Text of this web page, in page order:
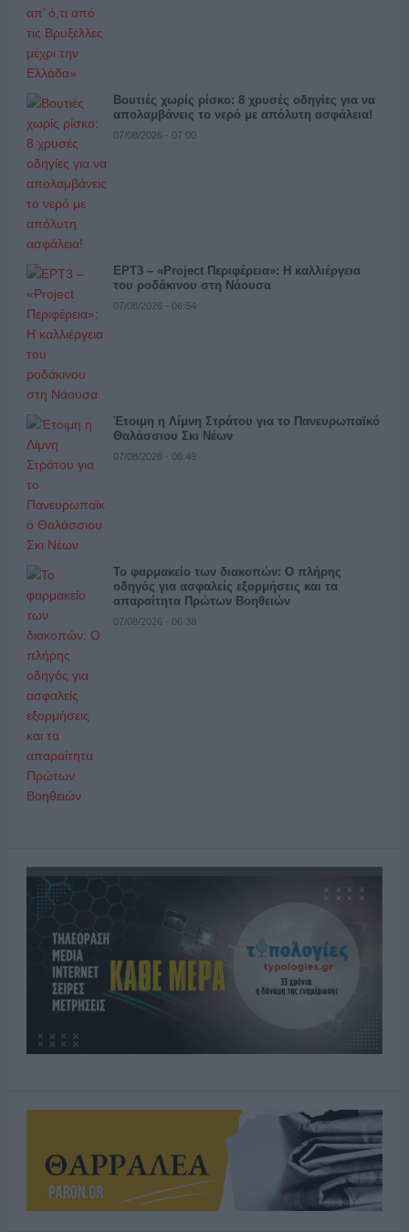
Βουτιές χωρίς ρίσκο: 8 χρυσές οδηγίες για να
απολαμβάνεις το νερό με απόλυτη ασφάλεια!
07/08/2026 - 07:00
ΕΡΤ3 – «Project Περιφέρεια»: Η καλλιέργεια
του ροδάκινου στη Νάουσα
07/08/2026 - 06:54
Έτοιμη η Λίμνη Στράτου για το Πανευρωπαϊκό
Θαλάσσιου Σκι Νέων
07/08/2026 - 06:49
Το φαρμακείο των διακοπών: Ο πλήρης
οδηγός για ασφαλείς εξορμήσεις και τα
απαραίτητα Πρώτων Βοηθειών
07/08/2026 - 06:38